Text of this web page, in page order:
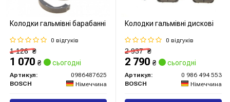
Колодки гальмівні барабанні
0 відгуків
1 126₴
1 070 ₴ сьогодні
Артикул:
0986487625
BOSCH
Німеччина
Колодки гальмівні дискові
0 відгуків
2 937₴
2 790 ₴ сьогодні
Артикул:
0 986 494 553
BOSCH
Німеччина